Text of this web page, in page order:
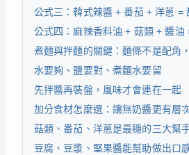
公式三：韓式辣醬 + 番茄 + 洋蔥 =
公式四：麻辣香料油 + 菇類 + 醬油
煮麵與拌麵的關鍵：麵條不是配角
水要夠、鹽要對、煮麵水要留
先拌醬再裝盤，風味才會連在一起
加分食材怎麼選：讓無奶醬更有層
菇類、番茄、洋蔥是最穩的三大幫
豆腐、豆漿、堅果醬能幫助做出口